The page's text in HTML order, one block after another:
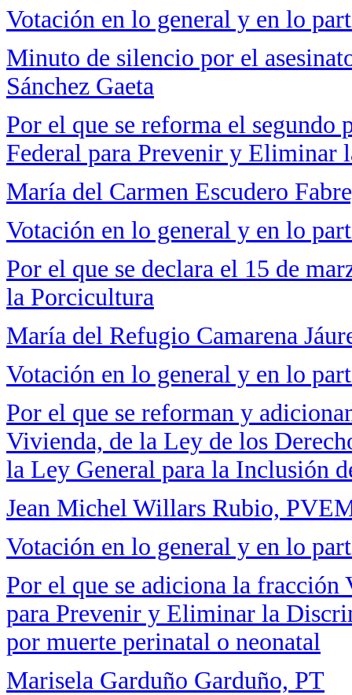
Votación en lo general y en lo
Minuto de silencio por el
Sánchez Gaeta
Por el que se reforma el
Federal para Prevenir y Eliminar
María del Carmen Escudero
Votación en lo general y en lo
Por el que se declara el 15 de
la Porcicultura
María del Refugio Camarena
Votación en lo general y en lo
Por el que se reforman y
Vivienda, de la Ley de los
la Ley General para la Inclusión
Jean Michel Willars Rubio,
Votación en lo general y en lo
Por el que se adiciona la
para Prevenir y Eliminar la
por muerte perinatal o neonatal
Marisela Garduño Garduño, PT